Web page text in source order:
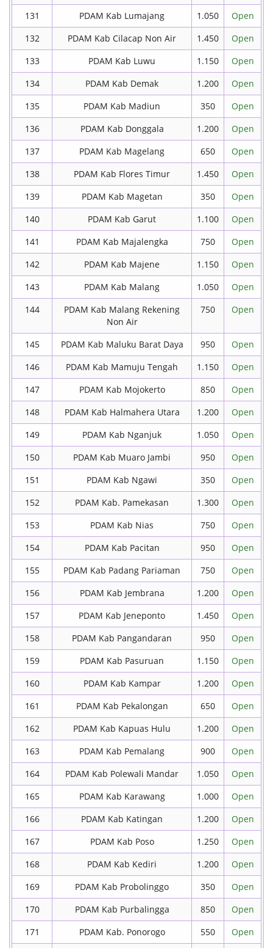
131
PDAM Kab Lumajang 1.050
Open
132
PDAM Kab Cilacap Non Air 1.450
Open
133
PDAM Kab Luwu 1.150
Open
134
PDAM Kab Demak 1.200
Open
135
PDAM Kab Madiun 350
Open
136
PDAM Kab Donggala 1.200
Open
137
PDAM Kab Magelang 650
Open
138
PDAM Kab Flores Timur 1.450
Open
139
PDAM Kab Magetan 350
Open
140
PDAM Kab Garut 1.100
Open
141
PDAM Kab Majalengka 750
Open
142
PDAM Kab Majene 1.150
Open
143
PDAM Kab Malang 1.050
Open
144
PDAM Kab Malang Rekening
Non Air
750 Open
145 PDAM Kab Maluku Barat Daya 950
Open
146
PDAM Kab Mamuju Tengah 1.150
Open
147
PDAM Kab Mojokerto 850
Open
148
PDAM Kab Halmahera Utara 1.200
Open
149
PDAM Kab Nganjuk 1.050
Open
150
PDAM Kab Muaro Jambi 950
Open
151
PDAM Kab Ngawi 350
Open
152
PDAM Kab. Pamekasan 1.300
Open
153
PDAM Kab Nias 750
Open
154
PDAM Kab Pacitan 950
Open
155
PDAM Kab Padang Pariaman 750
Open
156
PDAM Kab Jembrana 1.200
Open
157
PDAM Kab Jeneponto 1.450
Open
158
PDAM Kab Pangandaran 950
Open
159
PDAM Kab Pasuruan 1.150
Open
160
PDAM Kab Kampar 1.200
Open
161
PDAM Kab Pekalongan 650
Open
162
PDAM Kab Kapuas Hulu 1.200
Open
163
PDAM Kab Pemalang 900
Open
164
PDAM Kab Polewali Mandar 1.050
Open
165
PDAM Kab Karawang 1.000
Open
166
PDAM Kab Katingan 1.200
Open
167
PDAM Kab Poso 1.250
Open
168
PDAM Kab Kediri 1.200
Open
169
PDAM Kab Probolinggo 350
Open
170
PDAM Kab Purbalingga 850
Open
171
PDAM Kab. Ponorogo 550
Open